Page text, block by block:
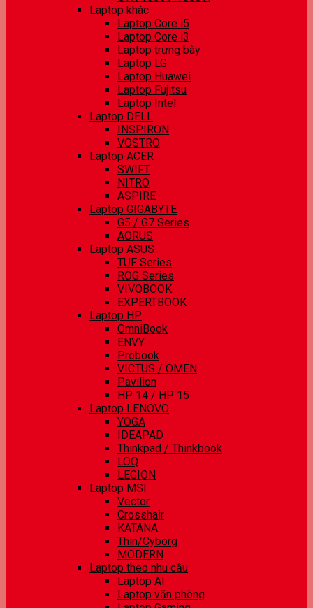
Laptop khác
Laptop Core i5
Laptop Core i3
Laptop trưng bày
Laptop LG
Laptop Huawei
Laptop Fujitsu
Laptop Intel
Laptop DELL
INSPIRON
VOSTRO
Laptop ACER
SWIFT
NITRO
ASPIRE
Laptop GIGABYTE
G5 / G7 Series
AORUS
Laptop ASUS
TUF Series
ROG Series
VIVOBOOK
EXPERTBOOK
Laptop HP
OmniBook
ENVY
Probook
VICTUS / OMEN
Pavilion
HP 14 / HP 15
Laptop LENOVO
YOGA
IDEAPAD
Thinkpad / Thinkbook
LOQ
LEGION
Laptop MSI
Vector
Crosshair
KATANA
Thin/Cyborg
MODERN
Laptop theo nhu cầu
Laptop AI
Laptop văn phòng